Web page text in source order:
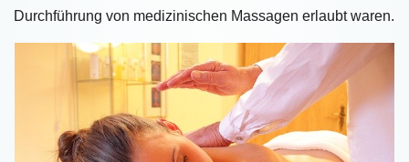
Durchführung von medizinischen Massagen erlaubt waren.